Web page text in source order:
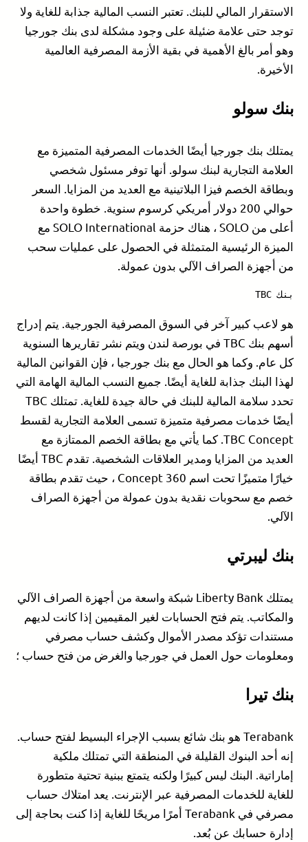
الاستقرار المالي للبنك. تعتبر النسب المالية جذابة للغاية ولا
توجد حتى علامة ضئيلة على وجود مشكلة لدى بنك جورجيا
وهو أمر بالغ الأهمية في بقية الأزمة المصرفية العالمية
الأخيرة.
بنك سولو
يمتلك بنك جورجيا أيضًا الخدمات المصرفية المتميزة مع
العلامة التجارية لبنك سولو. أنها توفر مسئول شخصي
وبطاقة الخصم فيزا البلاتينية مع العديد من المزايا. السعر
حوالي 200 دولار أمريكي كرسوم سنوية. خطوة واحدة
أعلى من SOLO ، هناك حزمة SOLO International مع
الميزة الرئيسية المتمثلة في الحصول على عمليات سحب
من أجهزة الصراف الآلي بدون عمولة.
بنك TBC
هو لاعب كبير آخر في السوق المصرفية الجورجية. يتم إدراج
أسهم بنك TBC في بورصة لندن ويتم نشر تقاريرها السنوية
كل عام. وكما هو الحال مع بنك جورجيا ، فإن القوانين المالية
لهذا البنك جذابة للغاية أيضًا. جميع النسب المالية الهامة التي
تحدد سلامة المالية للبنك في حالة جيدة للغاية. تمتلك TBC
أيضًا خدمات مصرفية متميزة تسمى العلامة التجارية لقسط
TBC Concept. كما يأتي مع بطاقة الخصم الممتازة مع
العديد من المزايا ومدير العلاقات الشخصية. تقدم TBC أيضًا
خيارًا متميزًا تحت اسم Concept 360 ، حيث تقدم بطاقة
خصم مع سحوبات نقدية بدون عمولة من أجهزة الصراف
الآلي.
بنك ليبرتي
يمتلك Liberty Bank شبكة واسعة من أجهزة الصراف الآلي
والمكاتب. يتم فتح الحسابات لغير المقيمين إذا كانت لديهم
مستندات تؤكد مصدر الأموال وكشف حساب مصرفي
ومعلومات حول العمل في جورجيا والغرض من فتح حساب ؛
بنك تيرا
Terabank هو بنك شائع بسبب الإجراء البسيط لفتح حساب.
إنه أحد البنوك القليلة في المنطقة التي تمتلك ملكية
إماراتية. البنك ليس كبيرًا ولكنه يتمتع ببنية تحتية متطورة
للغاية للخدمات المصرفية عبر الإنترنت. يعد امتلاك حساب
مصرفي في Terabank أمرًا مريحًا للغاية إذا كنت بحاجة إلى
إدارة حسابك عن بُعد.